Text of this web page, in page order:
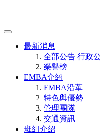
最新消息
全部公告 行政
榮譽榜
EMBA介紹
EMBA沿革
特色與優勢
管理團隊
交通資訊
班組介紹